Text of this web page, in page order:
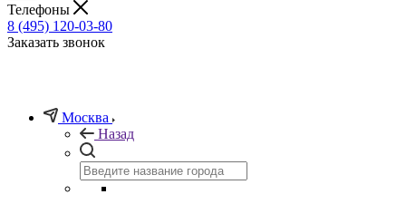
Телефоны
8 (495) 120-03-80
Заказать звонок
Москва
Назад